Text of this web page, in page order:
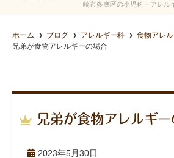
崎市多摩区の小児科・アレル
ホーム ブログ アレルギー科
食物アレ
兄弟が食物アレルギーの場合
兄弟が食物アレルギ
2023年5月30日